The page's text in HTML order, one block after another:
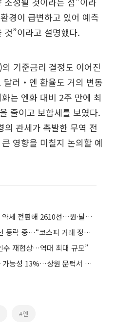
경이 급변하고 있어 예측
것”이라고 설명했다.
기준금리 결정도 이어진
달러‧엔 환율도 거의 변동
는 엔화 대비 2주 만에 최
줄이고 보합세를 보였다.
의 관세가 촉발한 무역 전
영향을 미칠지 논의할 예
코스피, 개인 매도세에 장중 약세 전환해 2610선…원·달러 환율 3.2원↑
원·달러 환율, 장중 1448원선 등락 중…“코스피 거래 정지 영향 없어”
수 재협상…역대 최대 규모”
美 클래리티 법안 연내 통과 가능성 13%…상원 문턱서 제동
#엔